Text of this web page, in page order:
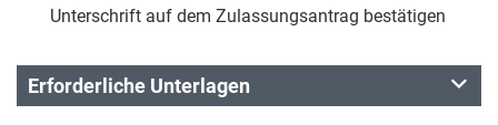
Unterschrift auf dem Zulassungsantrag bestätigen
Erforderliche Unterlagen